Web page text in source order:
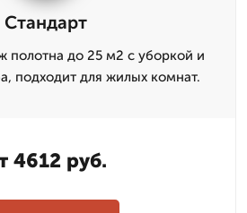
Стандарт
полотна до 25 м2 с уборкой и
подходит для жилых комнат.
4612 руб.